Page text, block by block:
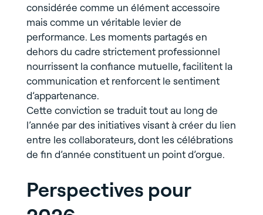
considérée comme un élément accessoire
mais comme un véritable levier de
performance. Les moments partagés en
dehors du cadre strictement professionnel
nourrissent la confiance mutuelle, facilitent la
communication et renforcent le sentiment
d’appartenance.
Cette conviction se traduit tout au long de
l’année par des initiatives visant à créer du lien
entre les collaborateurs, dont les célébrations
de fin d’année constituent un point d’orgue.
Perspectives pour